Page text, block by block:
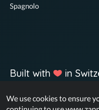
Spagnolo
Built with in
© Zappter
We use cookies to ensure